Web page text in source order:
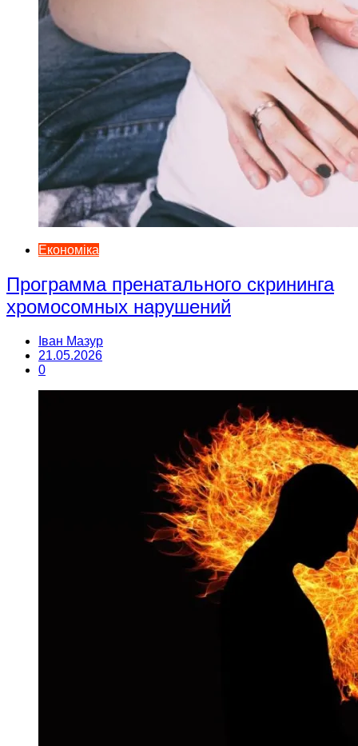
Економіка
Программа пренатального скрининга
хромосомных нарушений
Іван Мазур
21.05.2026
0